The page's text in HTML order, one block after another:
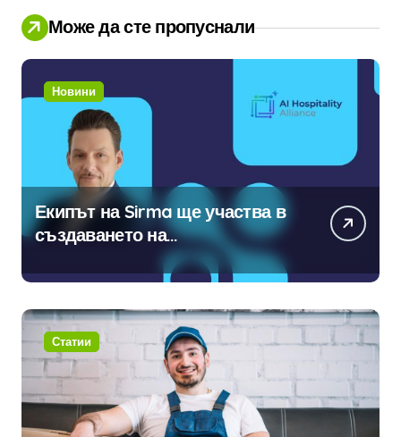
Може да сте пропуснали
Новини
Екипът на Sirma ще участва в
създаването на
международните стандарти за
навлизане на изкуствен
интелект в хотелиерството
Статии